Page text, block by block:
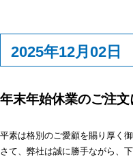
2025年12月02日
年末年始休業のご注文
平素は格別のご愛顧を賜り厚く
さて、弊社は誠に勝手ながら、